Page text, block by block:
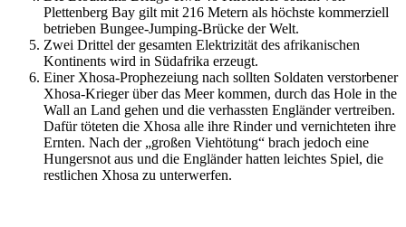
Plettenberg Bay gilt mit 216 Metern als höchste kommerziell
betrieben Bungee-Jumping-Brücke der Welt.
Zwei Drittel der gesamten Elektrizität des afrikanischen
Kontinents wird in Südafrika erzeugt.
Einer Xhosa-Prophezeiung nach sollten Soldaten verstorbener
Xhosa-Krieger über das Meer kommen, durch das Hole in the
Wall an Land gehen und die verhassten Engländer vertreiben.
Dafür töteten die Xhosa alle ihre Rinder und vernichteten ihre
Ernten. Nach der „großen Viehtötung“ brach jedoch eine
Hungersnot aus und die Engländer hatten leichtes Spiel, die
restlichen Xhosa zu unterwerfen.